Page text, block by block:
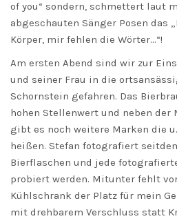
of you“ sondern, schmettert laut
abgeschauten Sänger Posen das
Körper, mir fehlen die Wörter…“!
Am ersten Abend sind wir zur
und seiner Frau in die
Schornstein gefahren. Das
hohen Stellenwert und neben der
gibt es noch weitere Marken die
heißen. Stefan fotografiert
Bierflaschen und jede
probiert werden. Mitunter fehlt
Kühlschrank der Platz für mein
mit drehbarem Verschluss statt